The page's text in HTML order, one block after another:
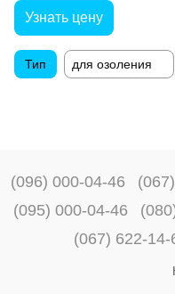
Узнать цену
Тип для озоления
(096) 000-04-46
(095) 000-04-46
(067) 622-14-